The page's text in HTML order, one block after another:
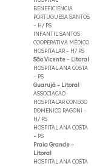
BENEFICIENCIA
PORTUGUESA SANTOS
- H/ PS
INFANTIL SANTOS
COOPERATIVA MÉDICO
HOSPITALAR - H/ PS
São Vicente - Litoral
HOSPITAL ANA COSTA
- PS
Guarujá - Litoral
ASSOCIACAO
HOSPITALAR CONEGO
DOMENICO RAGONI -
H/ PS
HOSPITAL ANA COSTA
- PS
Praia Grande -
Litoral
HOSPITAL ANA COSTA